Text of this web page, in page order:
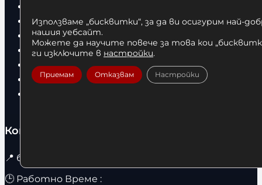
Дрехи
Детски дрехи
Суичъри
Фитнес оборудване и аксесоари
Бягащи пътеки
Контакти
📍 бул. Христо Ботев 67 гр. София / 1303
🕒 Работно Време :
Използваме „бисквитки“, за да ви осигурим най-
нашия уебсайт.
Можете да научите повече за това кои
ги изключите в настройки.
Приемам Отказвам Настройки